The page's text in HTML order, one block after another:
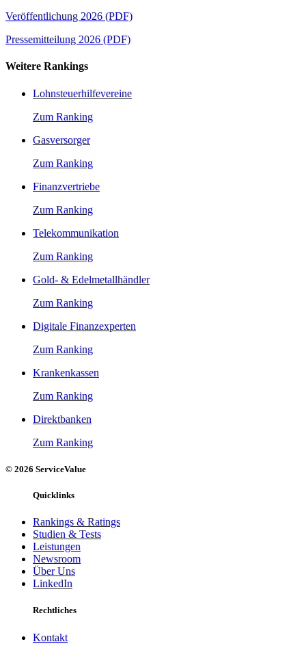
Veröffentlichung 2026 (PDF)
Pressemitteilung 2026 (PDF)
Weitere Rankings
Lohnsteuerhilfevereine
Zum Ranking
Gasversorger
Zum Ranking
Finanzvertriebe
Zum Ranking
Telekommunikation
Zum Ranking
Gold- & Edelmetallhändler
Zum Ranking
Digitale Finanzexperten
Zum Ranking
Krankenkassen
Zum Ranking
Direktbanken
Zum Ranking
© 2026 ServiceValue
Quicklinks
Rankings & Ratings
Studien & Tests
Leistungen
Newsroom
Über Uns
LinkedIn
Rechtliches
Kontakt